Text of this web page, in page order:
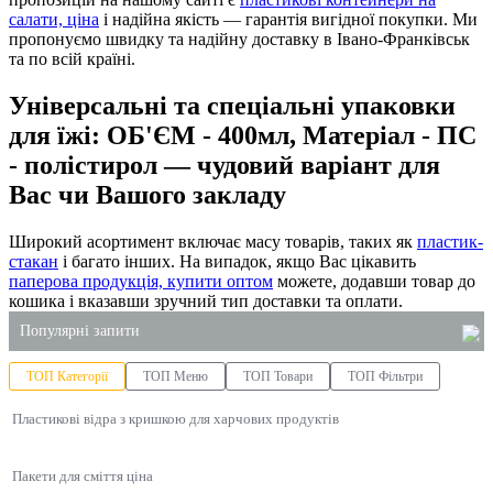
салати, ціна і надійна якість — гарантія вигідної покупки. Ми
пропонуємо швидку та надійну доставку в Івано-Франківськ
та по всій країні.
Універсальні та спеціальні упаковки
для їжі: ОБ'ЄМ - 400мл, Матеріал - ПС
- полістирол — чудовий варіант для
Вас чи Вашого закладу
Широкий асортимент включає масу товарів, таких як пластик-
стакан і багато інших. На випадок, якщо Вас цікавить
паперова продукція, купити оптом можете, додавши товар до
кошика і вказавши зручний тип доставки та оплати.
Популярні запити
пакети
купити одноразові контейнери для харчових
купити одноразовий стакан
ТОП Категорії ТОП Меню ТОП Товари ТОП Фільтри
Пластикові відра з кришкою для харчових продуктів
Пакети для сміття ціна